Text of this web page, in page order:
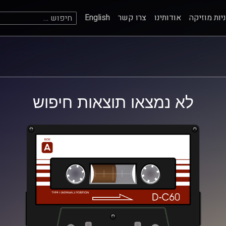
מוזיקה אודותינו צרו קשר English חיפוש:
לא נמצאו תוצאות חיפוש